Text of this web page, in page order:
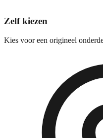
Zelf kiezen
Kies voor een origineel